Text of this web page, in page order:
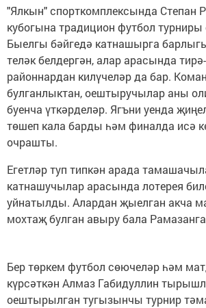
"Ялкын" спорткомплексында Степан
кубогына традицион футбол
Быелгы бәйгедә катнашырга
теләк белдергән, алар арасында
районнардан килүчеләр да бар.
булганлыктан, оештыручылар аны
буенча үткәрделәр. Ягъни уенда
төшеп кала барды һәм финалда исә
очрашты.
Егетләр туп типкән арада
катнашучылар арасында лотерея
уйнатылды. Алардан җыелган акча
мохтаҗ булган авыру бала
Бер төркем футбол сөючеләр һәм
күрсәткән Алмаз Габидуллин
оештырылган тугызынчы турнир